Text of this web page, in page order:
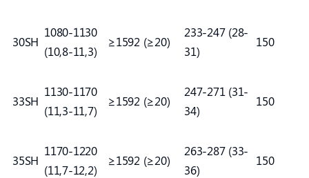
30SH
1080-1130
(10,8-11,3)
≥1592 (≥20)
233-247 (28-
31)
150
33SH
1130-1170
(11,3-11,7)
≥1592 (≥20)
247-271 (31-
34)
150
35SH
1170-1220
(11,7-12,2)
≥1592 (≥20)
263-287 (33-
36)
150